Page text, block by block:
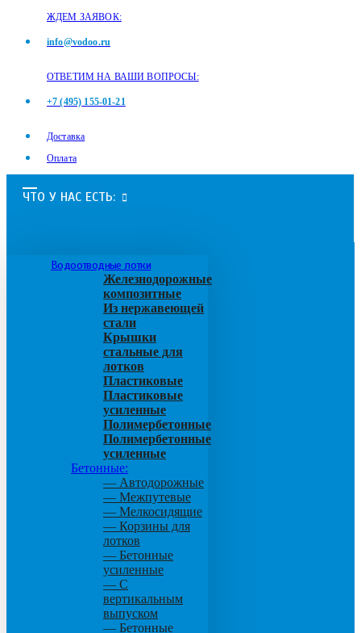
ЖДЕМ ЗАЯВОК:
info@vodoo.ru
ОТВЕТИМ НА ВАШИ ВОПРОСЫ:
+7 (495) 155-01-21
Доставка
Оплата
ЧТО У НАС ЕСТЬ:
Водоотводные лотки
Железнодорожные
композитные
Из нержавеющей
стали
Крышки
стальные для
лотков
Пластиковые
Пластиковые
усиленные
Полимербетонные
Полимербетонные
усиленные
Бетонные:
— Автодорожные
— Межпутевые
— Мелкосидящие
— Корзины для
лотков
— Бетонные
усиленные
— С
вертикальным
выпуском
— Бетонные